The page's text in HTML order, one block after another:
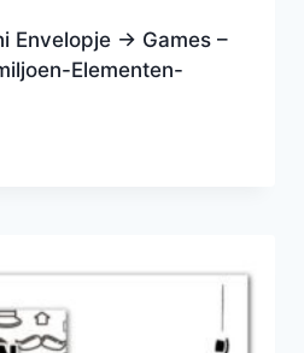
Envelopje -> Games –
Elementen-